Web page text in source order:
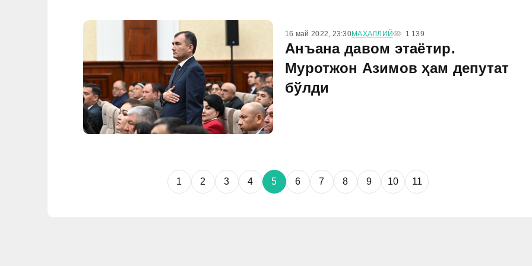
16 май 2022, 23:30МАҲАЛЛИЙ 1 139
Анъана давом этаётир.
Муротжон Азимов ҳам депутат
бўлди
1 2 3 4 5 6 7 8 9 10 11